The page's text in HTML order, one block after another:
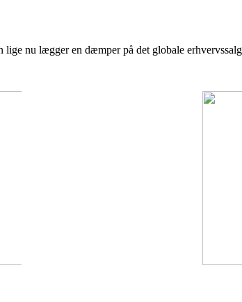
lige nu lægger en dæmper på det globale